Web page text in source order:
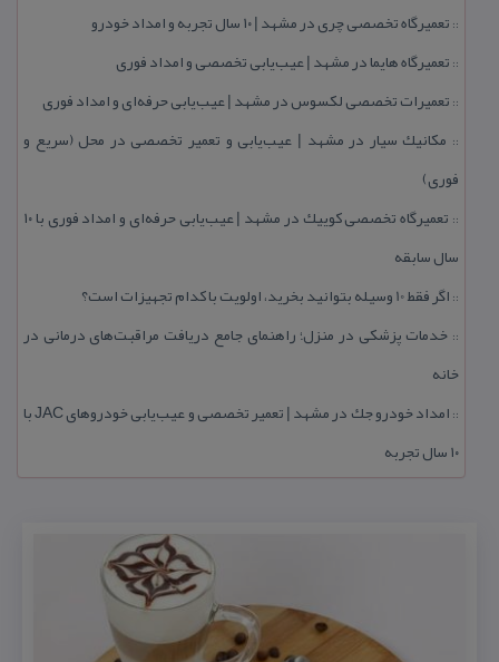
:: تعمیرگاه تخصصی چری در مشهد | ۱۰ سال تجربه و امداد خودرو
:: تعمیرگاه هایما در مشهد | عیب‌یابی تخصصی و امداد فوری
:: تعمیرات تخصصی لكسوس در مشهد | عیب‌یابی حرفه‌ای و امداد فوری
:: مكانیك سیار در مشهد | عیب‌یابی و تعمیر تخصصی در محل (سریع و
فوری)
::
تعمیرگاه تخصصی كوییك در مشهد | عیب‌یابی حرفه‌ای و امداد فوری با ۱۰
سال سابقه
:: اگر فقط 10 وسیله بتوانید بخرید، اولویت با كدام تجهیزات است؟
:: خدمات پزشكی در منزل؛ راهنمای جامع دریافت مراقبت‌های درمانی در
خانه
::
امداد خودرو جك در مشهد | تعمیر تخصصی و عیب‌یابی خودروهای JAC با
۱۰ سال تجربه